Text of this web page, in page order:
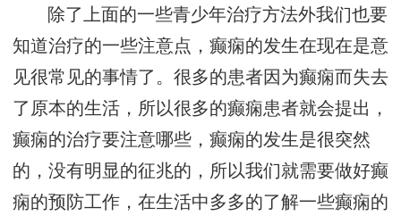
除了上面的一些青少年治疗方法外我们也要
知道治疗的一些注意点，癫痫的发生在现在是意
见很常见的事情了。很多的患者因为癫痫而失去
了原本的生活，所以很多的癫痫患者就会提出，
癫痫的治疗要注意哪些，癫痫的发生是很突然
的，没有明显的征兆的，所以我们就需要做好癫
痫的预防工作，在生活中多多的了解一些癫痫的